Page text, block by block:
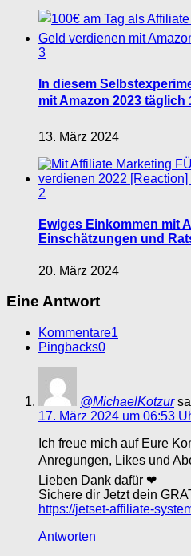
3
In diesem
mit Amazon 2023 täglich
13. März 2024
2
Ewiges Einkommen mit
Einschätzungen und
20. März 2024
Eine Antwort
Kommentare1
Pingbacks0
@MichaelKotzur
17. März 2024 um 06:53
Ich freue mich auf Eure
Anregungen, Likes und
Lieben Dank dafür ❤
Sichere dir Jetzt dein
https://jetset-affiliate-
Antworten